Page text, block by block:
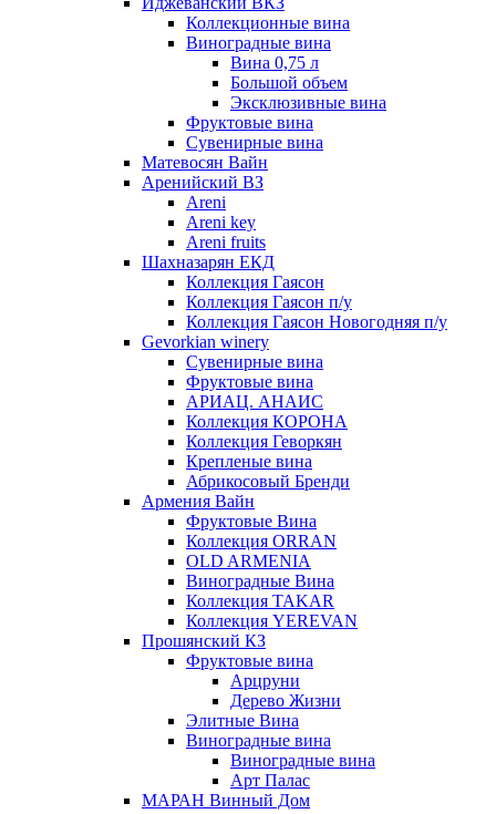
Коллекционные вина
Виноградные вина
Вина 0,75 л
Большой объем
Эксклюзивные вина
Фруктовые вина
Cувенирные вина
Матевосян Вайн
Аренийский ВЗ
Areni
Areni key
Areni fruits
Шахназарян ЕКД
Коллекция Гаясон
Коллекция Гаясон п/у
Коллекция Гаясон Новогодняя п/у
Gevorkian winery
Сувенирные вина
Фруктовые вина
АРИАЦ. АНАИС
Коллекция КОРОНА
Коллекция Геворкян
Крепленые вина
Абрикосовый Бренди
Армения Вайн
Фруктовые Вина
Коллекция ORRAN
OLD ARMENIA
Виноградные Вина
Коллекция TAKAR
Коллекция YEREVAN
Прошянский КЗ
Фруктовые вина
Арцруни
Дерево Жизни
Элитные Вина
Виноградные вина
Виноградные вина
Арт Палас
МАРАН Винный Дом